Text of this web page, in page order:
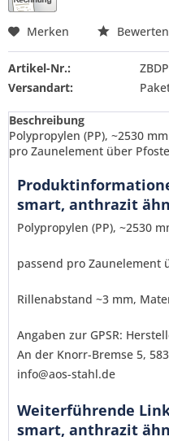
Ich habe die
verstanden und stimme
Mit * gekennzeichnete
Merken Bewerten
Artikel-Nr.:
Versandart:
Beschreibung
Polypropylen (PP), ~2530
pro Zaunelement über
smart, anthrazit
Polypropylen (PP), ~2530
passend pro Zaunelement
Rillenabstand ~3 mm,
Angaben zur GPSR:
An der Knorr-Bremse 5,
info@aos-stahl.de
Weiterführende
smart, anthrazit